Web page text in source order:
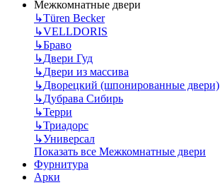
Межкомнатные двери
↳Türen Becker
↳VELLDORIS
↳Браво
↳Двери Гуд
↳Двери из массива
↳Дворецкий (шпонированные двери)
↳Дубрава Сибирь
↳Терри
↳Триадорс
↳Универсал
Показать все Межкомнатные двери
Фурнитура
Арки